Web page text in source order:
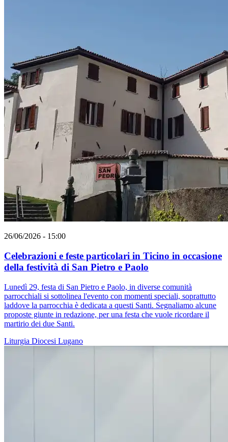
26/06/2026 - 15:00
Celebrazioni e feste particolari in Ticino in occasione
della festività di San Pietro e Paolo
Lunedì 29, festa di San Pietro e Paolo, in diverse comunità
parrocchiali si sottolinea l'evento con momenti speciali, soprattutto
laddove la parrocchia è dedicata a questi Santi. Segnaliamo alcune
proposte giunte in redazione, per una festa che vuole ricordare il
martirio dei due Santi.
Liturgia Diocesi Lugano